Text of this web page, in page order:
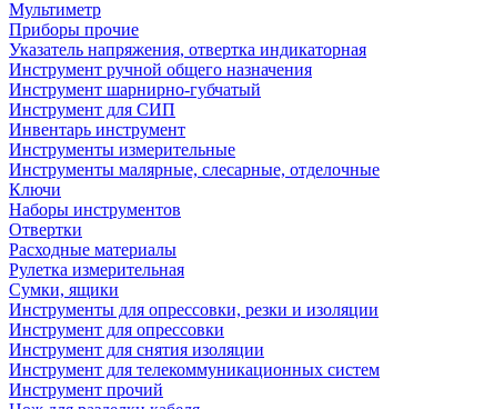
Мультиметр
Приборы прочие
Указатель напряжения, отвертка индикаторная
Инструмент ручной общего назначения
Инструмент шарнирно-губчатый
Инструмент для СИП
Инвентарь инструмент
Инструменты измерительные
Инструменты малярные, слесарные, отделочные
Ключи
Наборы инструментов
Отвертки
Расходные материалы
Рулетка измерительная
Сумки, ящики
Инструменты для опрессовки, резки и изоляции
Инструмент для опрессовки
Инструмент для снятия изоляции
Инструмент для телекоммуникационных систем
Инструмент прочий